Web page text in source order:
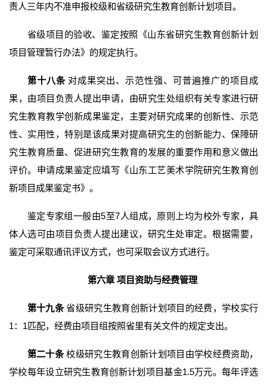
责人三年内不准申报校级和省级研究生教育创新计划项目。
省级项目的验收、鉴定按照《山东省研究生教育创新计划
项目管理暂行办法》的规定执行。
第十八条对成果突出、示范性强、可普遍推广的项目成
果，由项目负责人提出申请，由研究生处组织有关专家进行研
究生教育教学创新成果鉴定，主要对研究成果的创新性、示范
性、实用性，特别是该成果对提高研究生的创新能力、保障研
究生教育质量、促进研究生教育的发展的重要作用和意义做出
评价。申请成果鉴定应填写《山东工艺美术学院研究生教育创
新项目成果鉴定书》。
鉴定专家组一般由5至7人组成，原则上均为校外专家，具
体人选可由项目负责人提出建议，研究生处审定。根据需要，
鉴定可采取通讯评议方式，也可采取会议方式进行。
第六章 项目资助与经费管理
第十九条省级研究生教育创新计划项目的经费，学校实行
1：1匹配，经费由项目组按照省里有关文件的规定支出。
第二十条校级研究生教育创新计划项目由学校经费资助，
学校每年设立研究生教育创新计划项目基金1.5万元。每年评选